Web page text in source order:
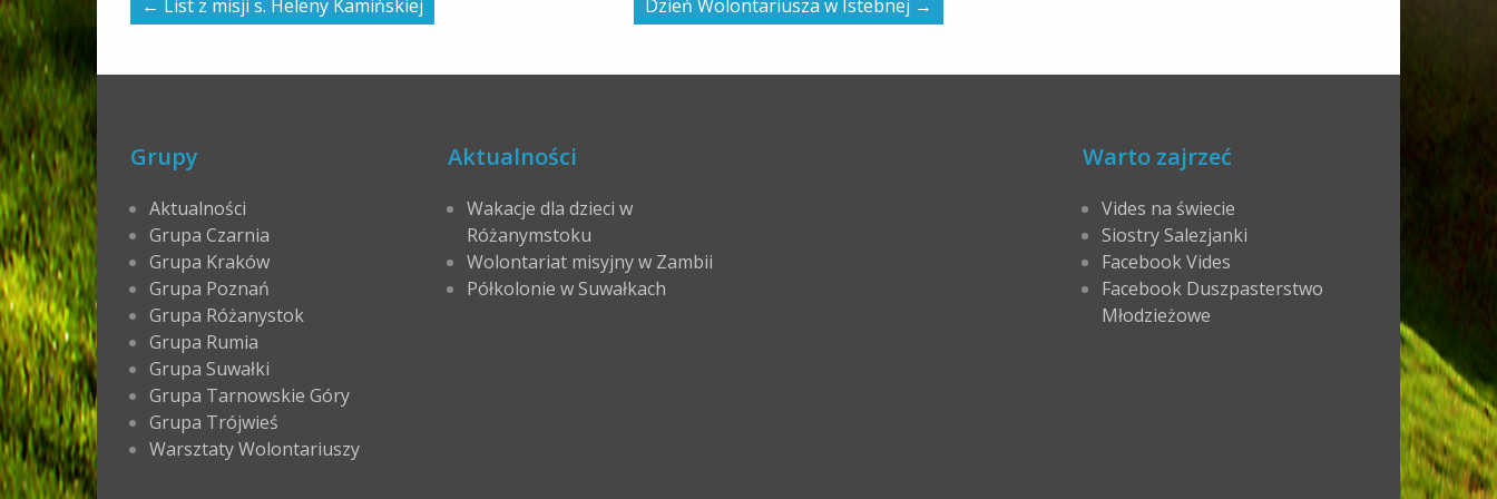
← List z misji s. Heleny Kamińskiej Dzień Wolontariusza w Istebnej →
Grupy
Aktualności
Grupa Czarnia
Grupa Kraków
Grupa Poznań
Grupa Różanystok
Grupa Rumia
Grupa Suwałki
Grupa Tarnowskie Góry
Grupa Trójwieś
Warsztaty Wolontariuszy
Aktualności
Wakacje dla dzieci w
Różanymstoku
Wolontariat misyjny w Zambii
Półkolonie w Suwałkach
Warto zajrzeć
Vides na świecie
Siostry Salezjanki
Facebook Vides
Facebook Duszpasterstwo
Młodzieżowe